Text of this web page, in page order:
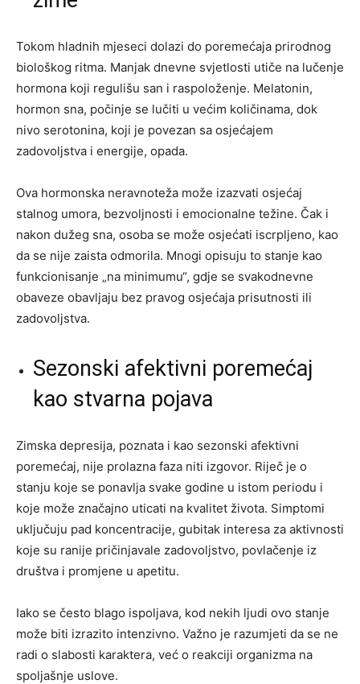
Tokom hladnih mjeseci dolazi do poremećaja prirodnog
biološkog ritma. Manjak dnevne svjetlosti utiče na lučenje
hormona koji regulišu san i raspoloženje. Melatonin,
hormon sna, počinje se lučiti u većim količinama, dok
nivo serotonina, koji je povezan sa osjećajem
zadovoljstva i energije, opada.
Ova hormonska neravnoteža može izazvati osjećaj
stalnog umora, bezvoljnosti i emocionalne težine. Čak i
nakon dužeg sna, osoba se može osjećati iscrpljeno, kao
da se nije zaista odmorila. Mnogi opisuju to stanje kao
funkcionisanje „na minimumu“, gdje se svakodnevne
obaveze obavljaju bez pravog osjećaja prisutnosti ili
zadovoljstva.
Sezonski afektivni poremećaj
kao stvarna pojava
Zimska depresija, poznata i kao sezonski afektivni
poremećaj, nije prolazna faza niti izgovor. Riječ je o
stanju koje se ponavlja svake godine u istom periodu i
koje može značajno uticati na kvalitet života. Simptomi
uključuju pad koncentracije, gubitak interesa za aktivnosti
koje su ranije pričinjavale zadovoljstvo, povlačenje iz
društva i promjene u apetitu.
Iako se često blago ispoljava, kod nekih ljudi ovo stanje
može biti izrazito intenzivno. Važno je razumjeti da se ne
radi o slabosti karaktera, već o reakciji organizma na
spoljašnje uslove.